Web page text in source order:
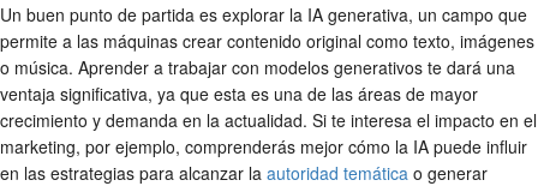
Un buen punto de partida es explorar la IA generativa, un campo que
permite a las máquinas crear contenido original como texto, imágenes
o música. Aprender a trabajar con modelos generativos te dará una
ventaja significativa, ya que esta es una de las áreas de mayor
crecimiento y demanda en la actualidad. Si te interesa el impacto en el
marketing, por ejemplo, comprenderás mejor cómo la IA puede influir
en las estrategias para alcanzar la autoridad temática o generar